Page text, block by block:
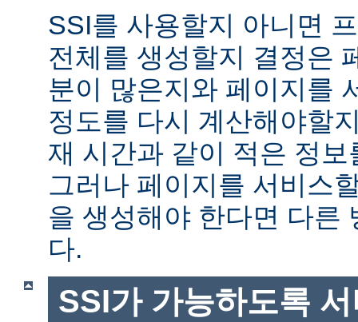
SSI를 사용할지 아니면
전체를 생성할지 결정은
분이 많은지와 페이지를
정도를 다시 계산해야할
재 시간과 같이 적은 정
그러나 페이지를 서비스
을 생성해야 한다면 다른
다.
SSI가 가능하도록